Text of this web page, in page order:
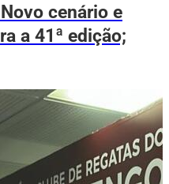
cenário e
a 41ª edição;